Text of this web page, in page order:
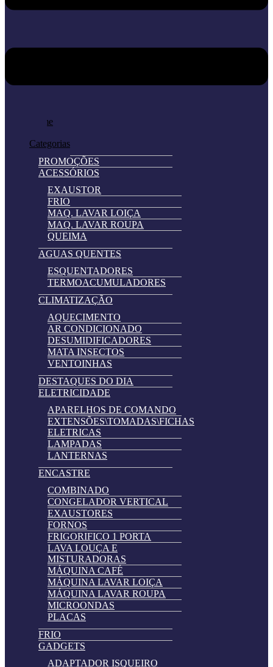
Home
Categorias
PROMOÇÕES
ACESSÓRIOS
EXAUSTOR
FRIO
MAQ. LAVAR LOIÇA
MAQ. LAVAR ROUPA
QUEIMA
AGUAS QUENTES
ESQUENTADORES
TERMOACUMULADORES
CLIMATIZAÇÃO
AQUECIMENTO
AR CONDICIONADO
DESUMIDIFICADORES
MATA INSECTOS
VENTOINHAS
DESTAQUES DO DIA
ELETRICIDADE
APARELHOS DE COMANDO
EXTENSÕES\TOMADAS\FICHAS
ELETRICAS
LAMPADAS
LANTERNAS
ENCASTRE
COMBINADO
CONGELADOR VERTICAL
EXAUSTORES
FORNOS
FRIGORIFICO 1 PORTA
LAVA LOUÇA E
MISTURADORAS
MÁQUINA CAFÉ
MÁQUINA LAVAR LOIÇA
MÁQUINA LAVAR ROUPA
MICROONDAS
PLACAS
FRIO
GADGETS
ADAPTADOR ISQUEIRO